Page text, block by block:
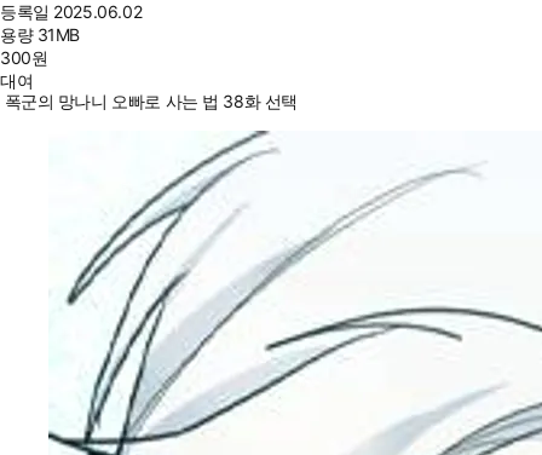
등록일 2025.06.02
용량 31MB
300원
대여
폭군의 망나니 오빠로 사는 법 38화 선택